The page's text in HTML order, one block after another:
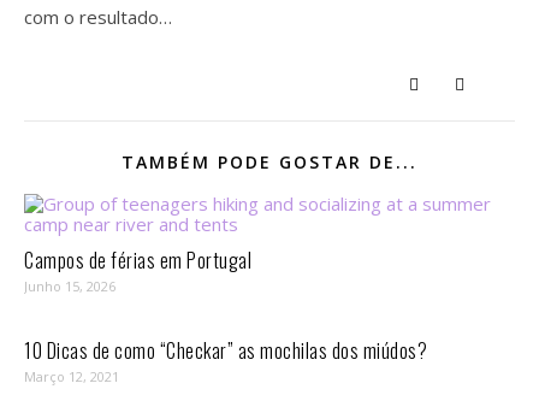
com o resultado…
TAMBÉM PODE GOSTAR DE...
Campos de férias em Portugal
Junho 15, 2026
10 Dicas de como “Checkar” as mochilas dos miúdos?
Março 12, 2021